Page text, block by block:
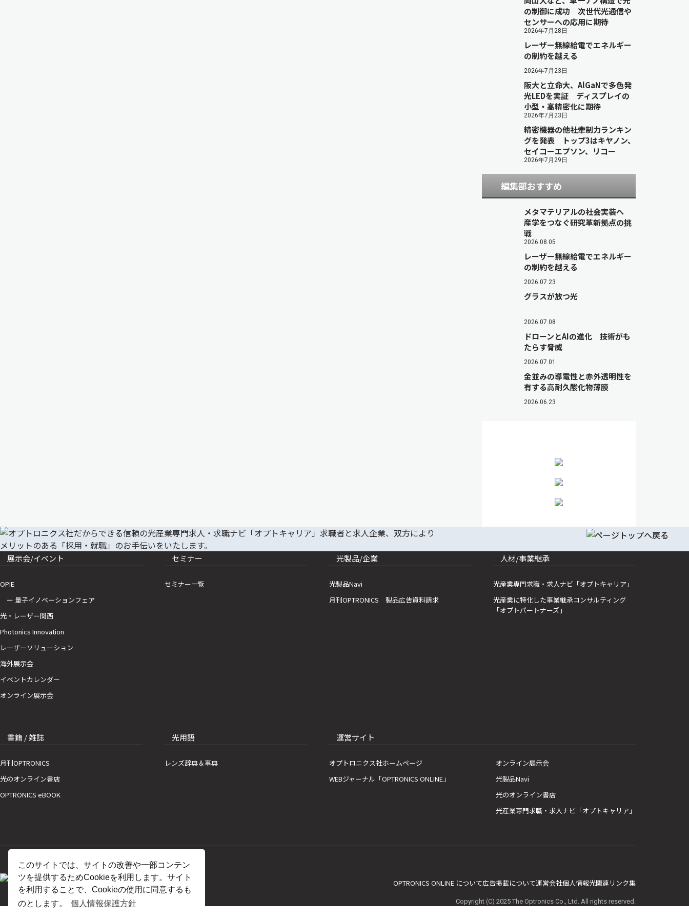
このサイトでは、サイトの改善や一部コンテン
ツを提供するためCookieを利用します。サイト
を利用することで、Cookieの使用に同意するも
のとします。
個人情報保護方針
の制御に成功 次世代光通信や
センサーへの応用に期待
2026年7月28日
レーザー無線給電でエネルギー
の制約を越える
2026年7月23日
阪大と立命大、AlGaNで多色発
光LEDを実証 ディスプレイの
小型・高精密化に期待
2026年7月23日
精密機器の他社牽制力ランキン
グを発表 トップ3はキヤノン、
セイコーエプソン、リコー
2026年7月29日
編集部おすすめ
メタマテリアルの社会実装へ
産学をつなぐ研究革新拠点の挑
戦
2026.08.05
レーザー無線給電でエネルギー
の制約を越える
2026.07.23
グラスが放つ光
2026.07.08
ドローンとAIの進化 技術がも
たらす脅威
2026.07.01
金並みの導電性と赤外透明性を
有する高耐久酸化物薄膜
2026.06.23
展示会/イベント
OPIE
ー 量子イノベーションフェア
光・レーザー関西
Photonics Innovation
レーザーソリューション
海外展示会
イベントカレンダー
オンライン展示会
セミナー
セミナー一覧
光製品/企業
光製品Navi
月刊OPTRONICS 製品広告資料請求
人材/事業継承
光産業専門求職・求人ナビ「オプトキャリア」
光産業に特化した事業継承コンサルティング
「オプトパートナーズ」
書籍 / 雑誌
月刊OPTRONICS
光のオンライン書店
OPTRONICS eBOOK
光用語
レンズ辞典＆事典
運営サイト
オプトロニクス社ホームページ
WEBジャーナル「OPTRONICS ONLINE」
オンライン展示会
光製品Navi
光のオンライン書店
光産業専門求職・求人ナビ「オプトキャリア」
OPTRONICS ONLINE について広告掲載について運営会社個人情報光関連リンク集
Copyright (C) 2025 The Optronics Co., Ltd. All rights reserved.